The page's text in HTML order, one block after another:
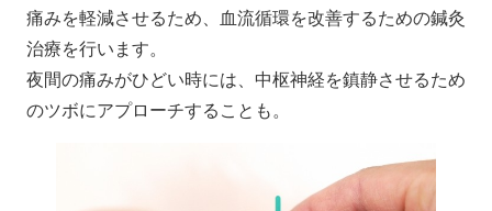
痛みを軽減させるため、血流循環を改善するための鍼灸
治療を行います。
夜間の痛みがひどい時には、中枢神経を鎮静させるため
のツボにアプローチすることも。